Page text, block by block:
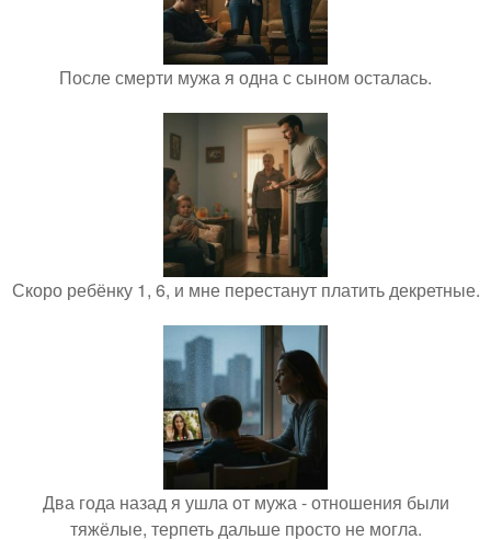
После смерти мужа я одна с сыном осталась.
Скоро ребёнку 1, 6, и мне перестанут платить декретные.
Два года назад я ушла от мужа - отношения были
тяжёлые, терпеть дальше просто не могла.